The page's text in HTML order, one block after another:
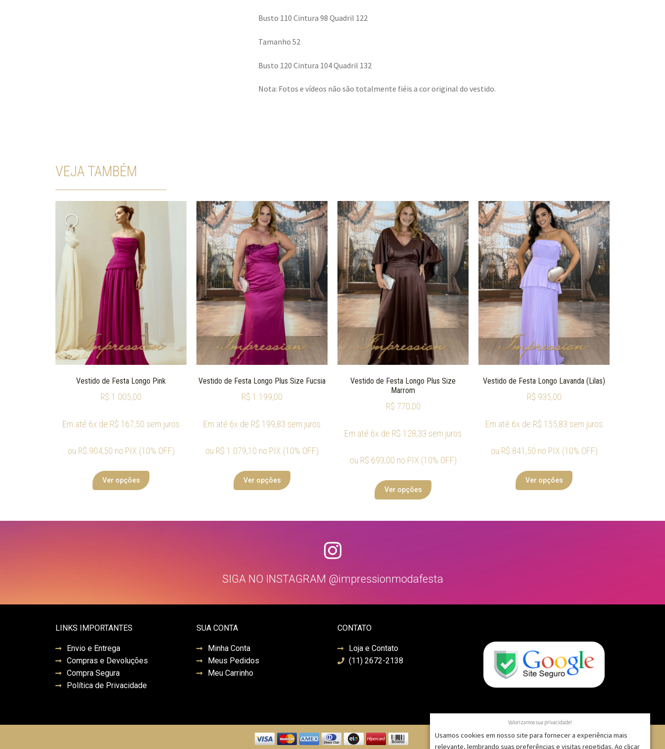
Busto 110 Cintura 98 Quadril 122
Tamanho 52
Busto 120 Cintura 104 Quadril 132
Nota: Fotos e vídeos não são totalmente fiéis a cor original do vestido.
VEJA TAMBÉM
Vestido de Festa Longo Pink
R$ 1.005,00
Em até 6x de R$ 167,50 sem juros
ou R$ 904,50 no PIX (10% OFF)
Ver opções
Vestido de Festa Longo Plus Size Fucsia
R$ 1.199,00
Em até 6x de R$ 199,83 sem juros
ou R$ 1.079,10 no PIX (10% OFF)
Ver opções
Vestido de Festa Longo Plus Size
Marrom
R$ 770,00
Em até 6x de R$ 128,33 sem juros
ou R$ 693,00 no PIX (10% OFF)
Ver opções
Vestido de Festa Longo Lavanda (Lilas)
R$ 935,00
Em até 6x de R$ 155,83 sem juros
ou R$ 841,50 no PIX (10% OFF)
Ver opções
SIGA NO INSTAGRAM @impressionmodafesta
LINKS IMPORTANTES
Envio e Entrega
Compras e Devoluções
Compra Segura
Política de Privacidade
SUA CONTA
Minha Conta
Meus Pedidos
Meu Carrinho
CONTATO
Loja e Contato
(11) 2672-2138
Valorizamos sua privacidade!
Usamos cookies em nosso site para fornecer a experiência mais
relevante, lembrando suas preferências e visitas repetidas. Ao clicar